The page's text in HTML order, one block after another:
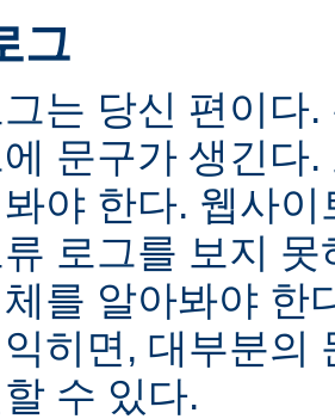
그
는 당신 편이다
문구가 생긴다
야 한다. 웹사
로그를 보지
를 알아봐야 한
히면, 대부분의
수 있다.